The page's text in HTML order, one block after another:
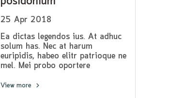
25 Apr 2018
Ea dictas legendos ius. At adhuc
solum has. Nec at harum
euripidis, habeo elitr patrioque ne
mel. Mei probo oportere
volutpat consequat.Lorem ipsum
View more